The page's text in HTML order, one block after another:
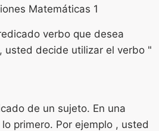
Matemáticas 1
verbo que desea
usted decide utilizar el verbo "
de un sujeto. En una
primero. Por ejemplo , usted